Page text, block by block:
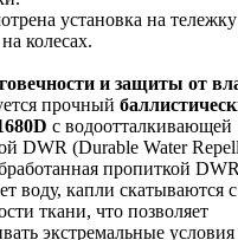
установка на
колесах.
и защиты от
прочный
с водоотталкивающей
DWR (Durable Water
пропиткой
воду, капли скатываются с
ткани, что позволяет
экстремальные условия